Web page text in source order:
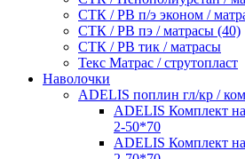
СТК / РВ п/э эконом /
СТК / РВ пэ / матрасы (40)
СТК / РВ тик / матрасы
Текс Матрас / струтопласт
Наволочки
ADELIS поплин гл/кр /
ADELIS Комплект
2-50*70
ADELIS Комплект